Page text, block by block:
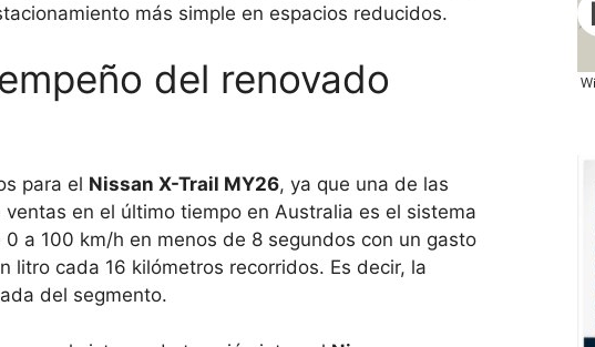
más simple en espacios reducidos.
del renovado
para el Nissan X-Trail MY26, ya que una de las
en el último tiempo en Australia es el sistema
a 100 km/h en menos de 8 segundos con un gasto
litro cada 16 kilómetros recorridos. Es decir, la
del segmento.